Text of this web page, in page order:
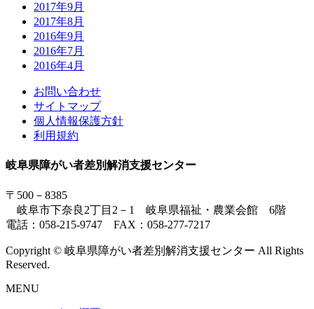
2017年9月
2017年8月
2016年9月
2016年7月
2016年4月
お問い合わせ
サイトマップ
個人情報保護方針
利用規約
岐阜県障がい者差別解消支援センター
〒500－8385
岐阜市下奈良2丁目2－1 岐阜県福祉・農業会館 6階
電話：058-215-9747 FAX：058-277-7217
Copyright © 岐阜県障がい者差別解消支援センター All Rights
Reserved.
MENU